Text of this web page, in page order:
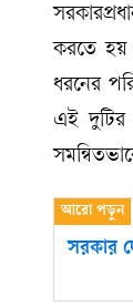
করতে হয়
ধরনের
এই দুটির
সরকার